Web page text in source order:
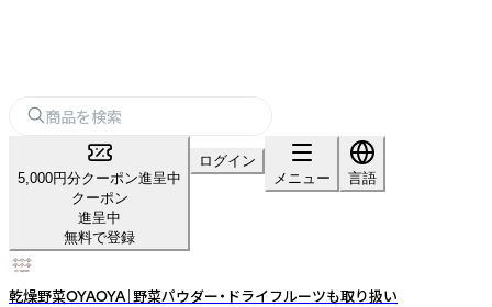
5,000円分クーポン進呈中
クーポン
進呈中
無料で登録
ログイン
メニュー
言語
乾燥野菜OYAOYA｜野菜パウダー・ドライフルーツも取り扱い